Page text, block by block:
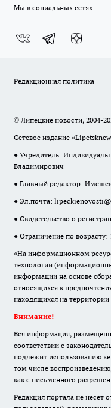
Мы в социальных сетях
Редакционная политика
© Липецкие новости, 2004-
Сетевое издание
● Учредитель:
Владимирович
● Главный редактор:
● Эл.почта:
● Свидетельство о
● Ограничение по возрасту:
«На информационном
технологии
информации на основе
относящихся к
находящихся на
Внимание!
Вся информация,
соответствии с
подлежит использованию
том числе
как с письменного
Редакция портала не несет